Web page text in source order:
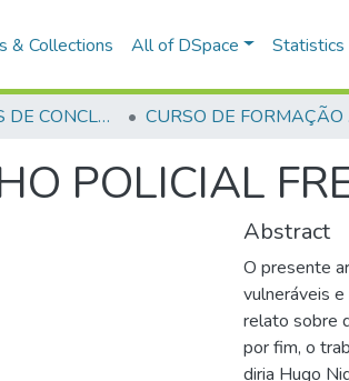
& Collections All of DSpace Statistics
TRABALHOS DE CONCLUSÃO DE CURSO - CFP (CURSO DE FORMAÇÃO DE PRAÇAS)
POLICIAL
Abstract
O presente
vulneráveis
relato sobre
por fim, o
diria Hugo